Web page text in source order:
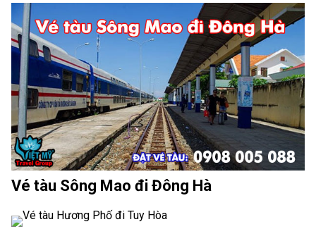
Vé tàu Sông Mao đi Đông Hà